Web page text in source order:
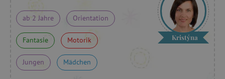
ab 2 Jahre Orientation
Fantasie Motorik
Jungen Mädchen
Kristýna